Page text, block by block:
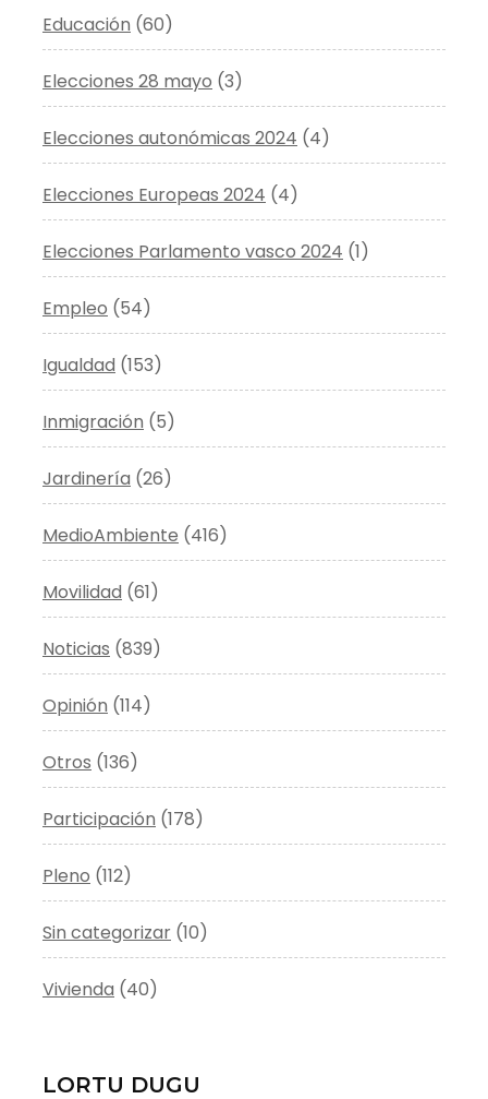
Educación (60)
Elecciones 28 mayo (3)
Elecciones autonómicas 2024 (4)
Elecciones Europeas 2024 (4)
Elecciones Parlamento vasco 2024 (1)
Empleo (54)
Igualdad (153)
Inmigración (5)
Jardinería (26)
MedioAmbiente (416)
Movilidad (61)
Noticias (839)
Opinión (114)
Otros (136)
Participación (178)
Pleno (112)
Sin categorizar (10)
Vivienda (40)
LORTU DUGU